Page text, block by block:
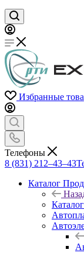
Избранные
Телефоны
8 (831) 212–43–43
Каталог